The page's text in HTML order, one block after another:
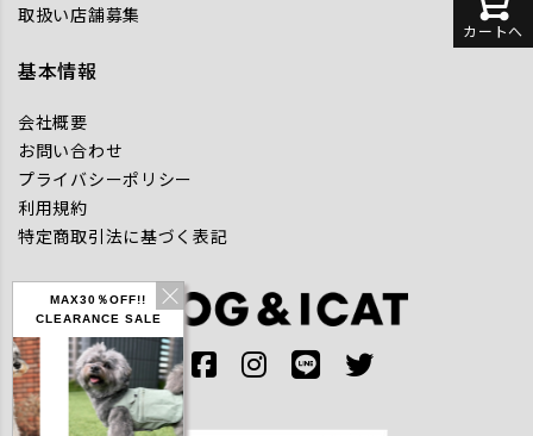
MAX30％OFF!!
CLEARANCE SALE
カートへ
取扱い店舗募集
基本情報
会社概要
お問い合わせ
プライバシーポリシー
利用規約
特定商取引法に基づく表記